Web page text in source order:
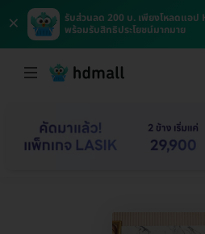
×
รับส่วนลด 200 บ. เพียงโหลดแอ
พร้อมรับสิทธิประโยชน์มากมาย